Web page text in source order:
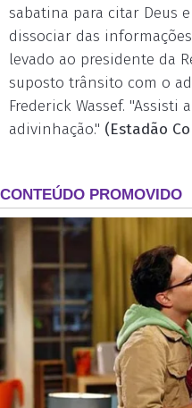
sabatina para citar Deus
dissociar das
levado ao presidente da
suposto trânsito com o
Frederick Wassef. "Assisti
adivinhação." (Estadão